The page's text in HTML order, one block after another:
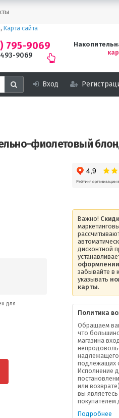
, Карта сайта
795-9069
9069
Вход
фиолетовый
для
Важно!
дисконтной
забывайте в
указывать
карты.
Политика
Обращаем
что
магазина
надлежащего
подлежащих
Исполнение
или
вы
покупателем
Подробнее